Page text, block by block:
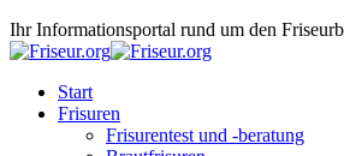
Ihr Informationsportal rund um den
Start
Frisuren
Frisurentest und -beratung